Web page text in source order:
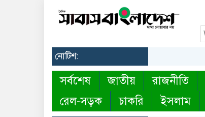
নোটিশ:
সর্বশেষ জাতীয় রাজনীতি
রেল-সড়ক
চাকরি ইসলাম